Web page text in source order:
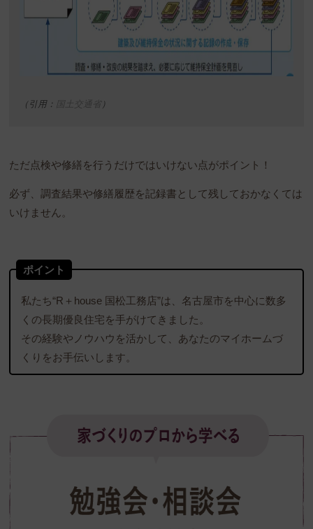
（引用： 国土交通省）
ただ点検や修繕を行うだけではいけない点がポイント！
必ず、調査結果や修繕履歴を記録書として残しておかなくては
いけません。
ポイント
私たち“R＋house 国松工務店”は、名古屋市を中心に数多
くの長期優良住宅を手がけてきました。
その経験やノウハウを活かして、あなたのマイホームづ
くりをお手伝いします。